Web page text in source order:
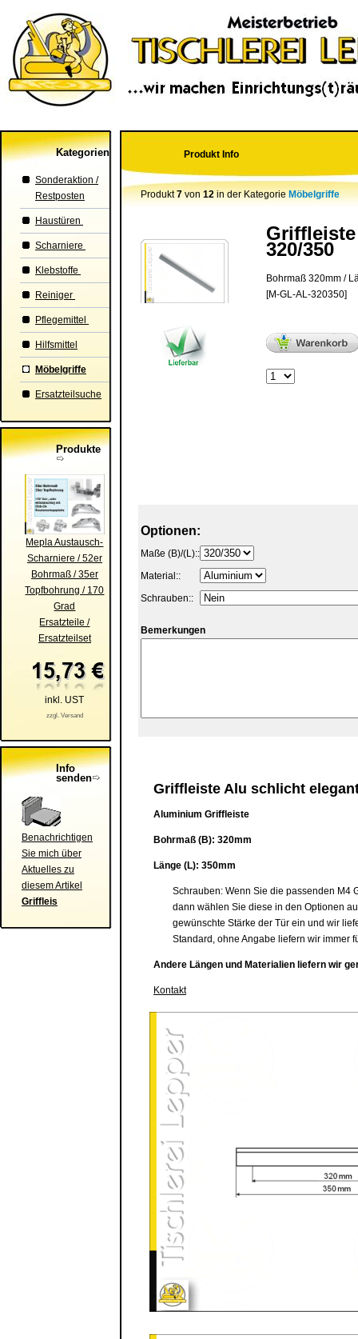
Kategorien
Sonderaktion /
Restposten
Haustüren
Scharniere
Klebstoffe
Reiniger
Pflegemittel
Hilfsmittel
Möbelgriffe
Ersatzteilsuche
Produkte
Mepla Austausch-
Scharniere / 52er
Bohrmaß / 35er
Topfbohrung / 170
Grad
Ersatzteile /
Ersatzteilset
inkl. UST
zzgl. Versand
Info
senden
Benachrichtigen
Sie mich über
Aktuelles zu
diesem Artikel
Griffleis
Produkt Info
Produkt7von12in der KategorieMöbelgriffe
320/350
Bohrmaß 320mm /
[M-GL-AL-320350]
Optionen:
Maße (B)/(L)::
Material::
Schrauben::
Bemerkungen
Griffleiste Alu schlicht
Aluminium Griffleiste
Bohrmaß (B): 320mm
Länge (L): 350mm
Schrauben: Wenn Sie die passenden M4
dann wählen Sie diese in den Optionen
gewünschte Stärke der Tür ein und wir
Standard, ohne Angabe liefern wir immer
Andere Längen und Materialien liefern wir
Kontakt